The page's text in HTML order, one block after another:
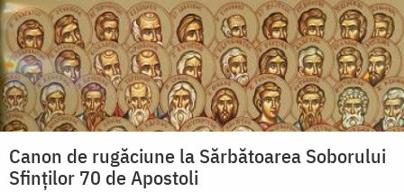
Canon de rugăciune la Sărbătoarea Soborului
Sfinţilor 70 de Apostoli